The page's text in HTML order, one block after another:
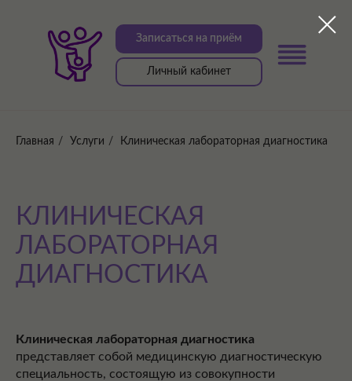
Записаться на приём
Личный кабинет
Главная / Услуги / Клиническая лабораторная диагностика
КЛИНИЧЕСКАЯ
ЛАБОРАТОРНАЯ
ДИАГНОСТИКА
Клиническая лабораторная диагностика
представляет собой медицинскую диагностическую
специальность, состоящую из совокупности